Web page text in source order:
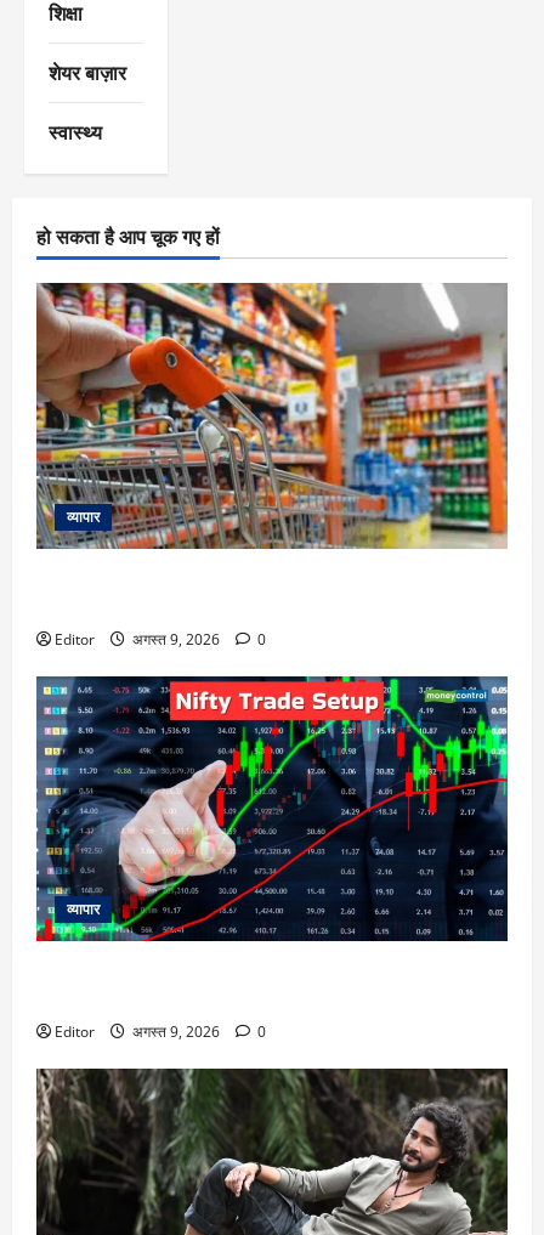
शिक्षा
शेयर बाज़ार
स्वास्थ्य
हो सकता है आप चूक गए हों
व्यापार
Editor अगस्त 9, 2026 0
व्यापार
Editor अगस्त 9, 2026 0